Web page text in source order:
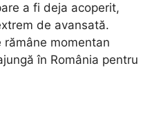
a fi deja acoperit,
de avansată.
momentan
în România pentru